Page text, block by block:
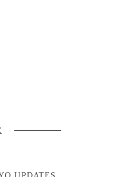
UPDATES